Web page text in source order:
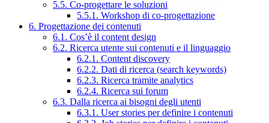
5.5. Co-progettare le soluzioni
5.5.1. Workshop di co-progettazione
6. Progettazione dei contenuti
6.1. Cos’è il content design
6.2. Ricerca utente sui contenuti e il linguaggio
6.2.1. Content discovery
6.2.2. Dati di ricerca (search keywords)
6.2.3. Ricerca tramite analytics
6.2.4. Ricerca sui forum
6.3. Dalla ricerca ai bisogni degli utenti
6.3.1. User stories per definire i contenuti